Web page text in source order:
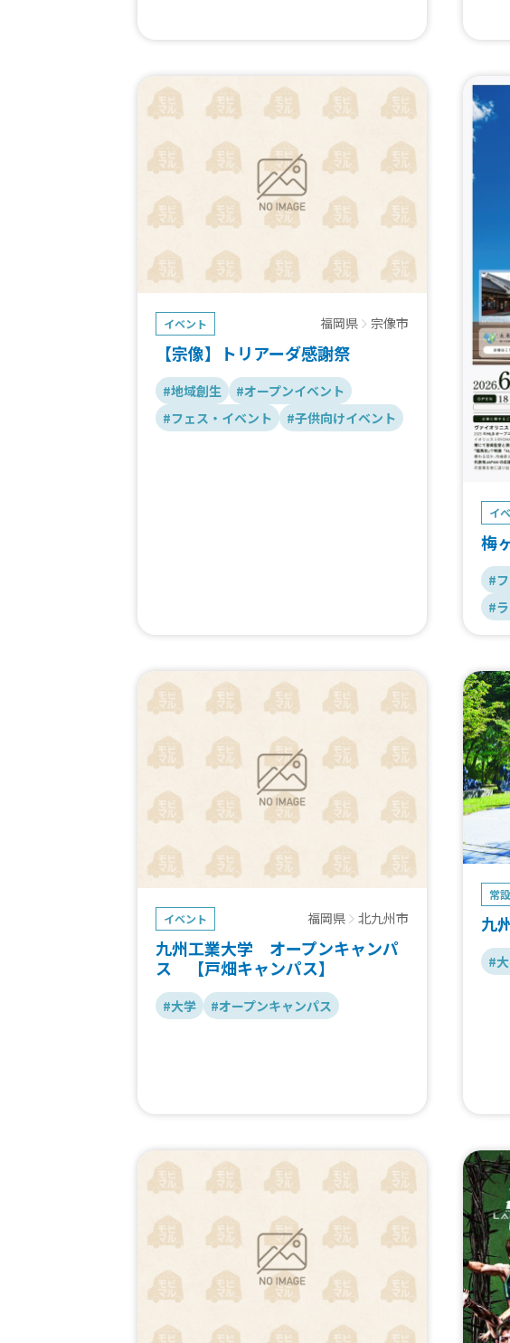
イベント 福岡県 宗像市
【宗像】トリアーダ感謝祭
#地域創生
#オープンイベント
#フェス・イベント
#子供向けイベント
イ
梅
#
#
イベント 福岡県 北九州市
九州工業大学 オープンキャンパ
ス 【戸畑キャンパス】
#大学 #オープンキャンパス
常設
九
#